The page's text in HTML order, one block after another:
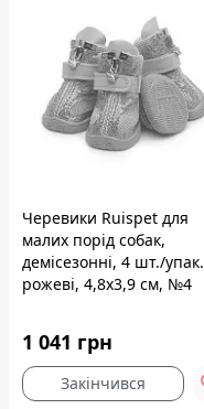
Черевики Ruispet для
малих порід собак,
демісезонні, 4 шт./упак.
рожеві, 4,8x3,9 см, №4
1 041 грн
Закінчився